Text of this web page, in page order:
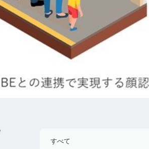
すべて